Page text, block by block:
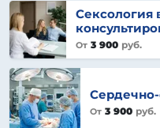
Сексология
От 3 900 руб.
Сердечно-
От 3 900 руб.